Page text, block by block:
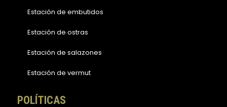
Estación de embutidos
Estación de ostras
Estación de salazones
Estación de vermut
POLÍTICAS